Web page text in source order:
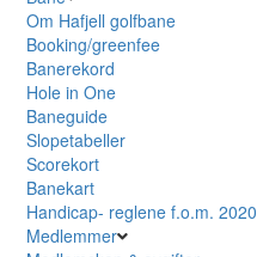
Om Hafjell golfbane
Booking/greenfee
Banerekord
Hole in One
Baneguide
Slopetabeller
Scorekort
Banekart
Handicap- reglene f.o.m. 2020
Medlemmer